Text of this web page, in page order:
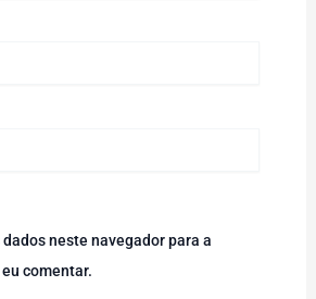
neste navegador para a
comentar.